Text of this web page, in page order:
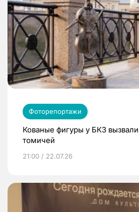
Фоторепортажи
Кованые фигуры у БКЗ
томичей
21:00 / 22.07.26